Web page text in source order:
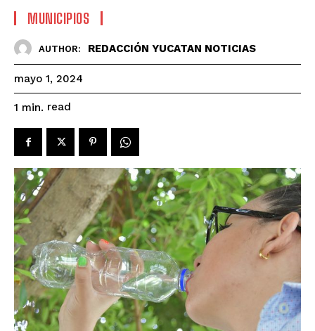
MUNICIPIOS
AUTHOR: REDACCIÓN YUCATAN NOTICIAS
mayo 1, 2024
1 min. read